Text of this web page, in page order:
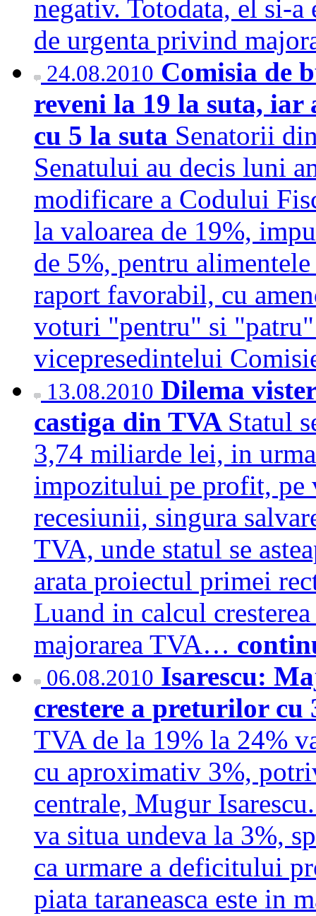
negativ. Totodata, el si-a
de urgenta privind
24.08.2010 Comisia de
reveni la 19 la suta, iar
cu 5 la suta Senatorii
Senatului au decis luni
modificare a Codului
la valoarea de 19%,
de 5%, pentru
raport favorabil, cu
voturi "pentru" si
vicepresedintelui
13.08.2010 Dilema
castiga din TVA Statul
3,74 miliarde lei, in
impozitului pe profit, pe
recesiunii, singura
TVA, unde statul se
arata proiectul primei
Luand in calcul
majorarea TVA…
06.08.2010 Isarescu:
crestere a preturilor
TVA de la 19% la 24%
cu aproximativ 3%,
centrale, Mugur
va situa undeva la 3%,
ca urmare a deficitului
piata taraneasca este in